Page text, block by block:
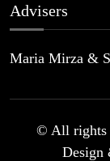
Advisers
Maria Mirza &
© All rights
Design